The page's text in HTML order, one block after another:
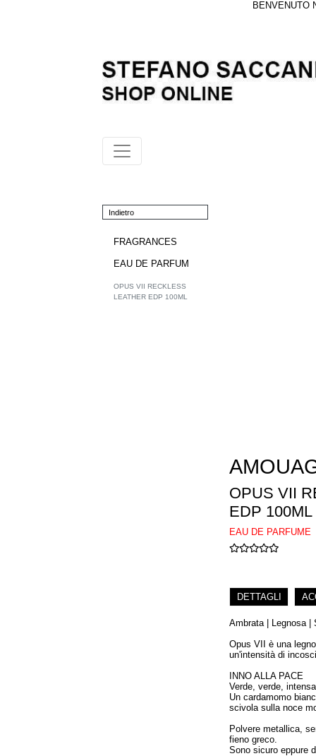
BENVENUTO
Indietro
FRAGRANCES
EAU DE PARFUM
OPUS VII RECKLESS
LEATHER EDP 100ML
OPUS VII
EDP 100ML
EAU DE PARFUME
DETTAGLI
Ambrata | Legnosa |
Opus VII è una
un'intensità di
INNO ALLA PACE
Verde, verde,
Un cardamomo
scivola sulla noce
Polvere metallica,
fieno greco.
Sono sicuro eppure